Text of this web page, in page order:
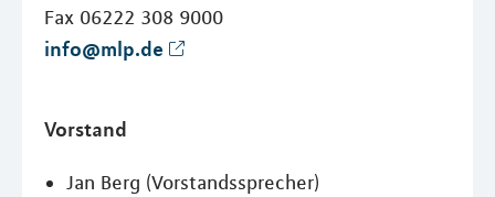
Fax 06222 308 9000
info@mlp.de
Vorstand
Jan Berg (Vorstandssprecher)